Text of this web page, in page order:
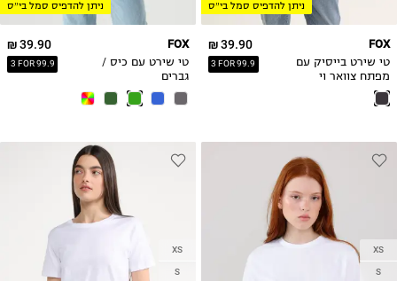
ניתן להדפיס סמל בי״ס
39.90 ₪
3 FOR 99.9
FOX
טי שירט בייסיק עם
מפתח צוואר וי
ניתן להדפיס סמל בי״ס
39.90 ₪
3 FOR 99.9
FOX
טי שירט עם כיס /
גברים
XS
S
XS
S